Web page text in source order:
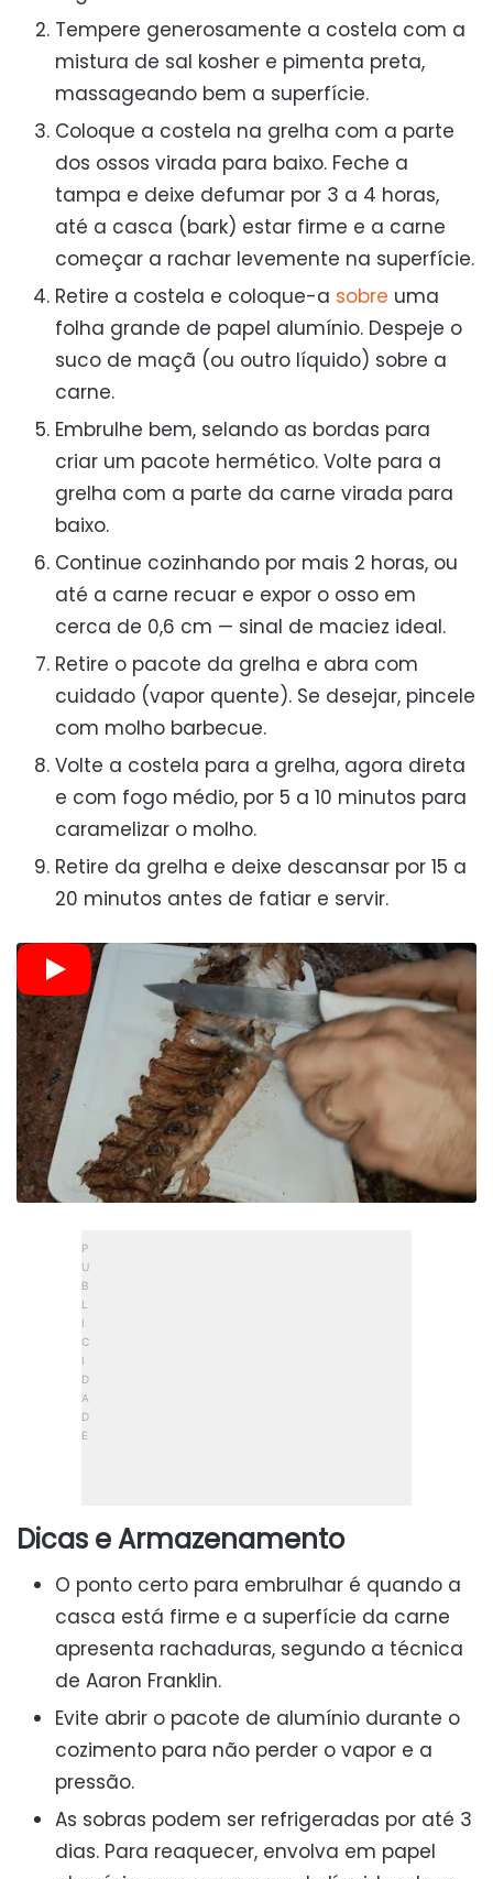
Tempere generosamente a costela com a
mistura de sal kosher e pimenta preta,
massageando bem a superfície.
Coloque a costela na grelha com a parte
dos ossos virada para baixo. Feche a
tampa e deixe defumar por 3 a 4 horas,
até a casca (bark) estar firme e a carne
começar a rachar levemente na superfície.
Retire a costela e coloque-a sobre uma
folha grande de papel alumínio. Despeje o
suco de maçã (ou outro líquido) sobre a
carne.
Embrulhe bem, selando as bordas para
criar um pacote hermético. Volte para a
grelha com a parte da carne virada para
baixo.
Continue cozinhando por mais 2 horas, ou
até a carne recuar e expor o osso em
cerca de 0,6 cm — sinal de maciez ideal.
Retire o pacote da grelha e abra com
cuidado (vapor quente). Se desejar, pincele
com molho barbecue.
Volte a costela para a grelha, agora direta
e com fogo médio, por 5 a 10 minutos para
caramelizar o molho.
Retire da grelha e deixe descansar por 15 a
20 minutos antes de fatiar e servir.
Dicas e Armazenamento
O ponto certo para embrulhar é quando a
casca está firme e a superfície da carne
apresenta rachaduras, segundo a técnica
de Aaron Franklin.
Evite abrir o pacote de alumínio durante o
cozimento para não perder o vapor e a
pressão.
As sobras podem ser refrigeradas por até 3
dias. Para reaquecer, envolva em papel